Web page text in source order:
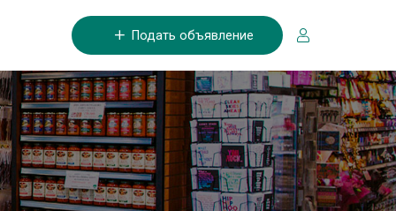
Подать объявление